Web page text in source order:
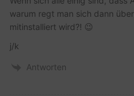
warum regt man sich dann
mitinstalliert wird?! 😉
j/k
Antworten